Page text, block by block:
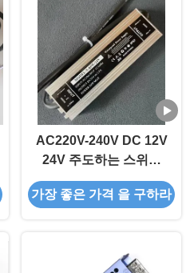
AC220V-240V DC 12V
24V 주도하는 스위치
전원 IP67은 야외 주도
하는 운전자를 방수 처
가장 좋은 가격 을 구하라